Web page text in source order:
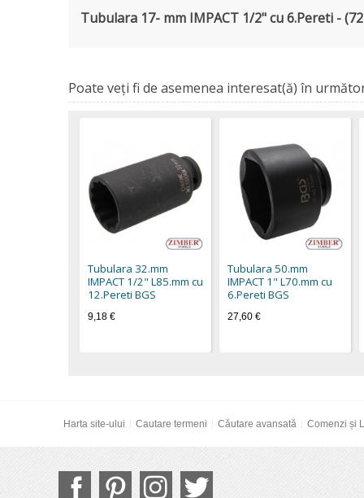
Tubulara 17- mm IMPACT 1/2" cu 6.Pereti -
Poate veţi fi de asemenea interesat(ă) în
Tubulara 32.mm
IMPACT 1/2" L85.mm cu
12.Pereti BGS
9,18 €
Tubulara 50.mm
IMPACT 1" L70.mm cu
6.Pereti BGS
27,60 €
Harta site-ului Cautare termeni Căutare avansată Comenzi și